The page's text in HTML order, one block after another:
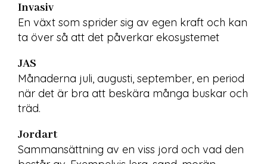
Invasiv
En växt som sprider sig av egen kraft och kan
ta över så att det påverkar ekosystemet
JAS
Månaderna juli, augusti, september, en period
när det är bra att beskära många buskar och
träd.
Jordart
Sammansättning av en viss jord och vad den